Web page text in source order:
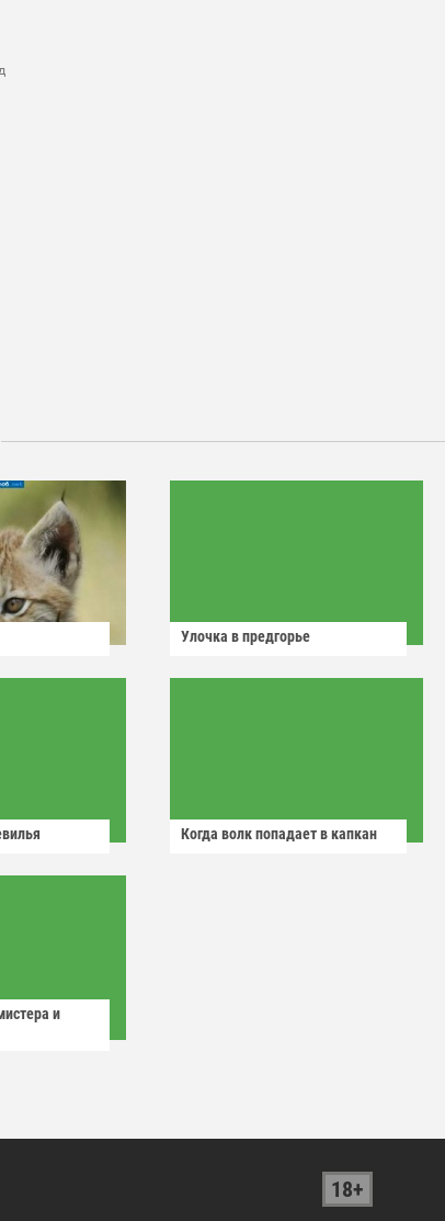
Улочка в предгорье
Когда волк попадает в капкан
и
18+